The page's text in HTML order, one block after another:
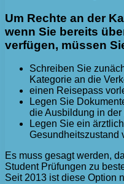
Um Rechte an der
wenn Sie bereits
verfügen, müssen
Schreiben Sie
Kategorie an die
einen Reisepass
Legen Sie
die Ausbildung in
Legen Sie ein
Gesundheitszustand
Es muss gesagt werden,
Student Prüfungen zu
Seit 2013 ist diese Option